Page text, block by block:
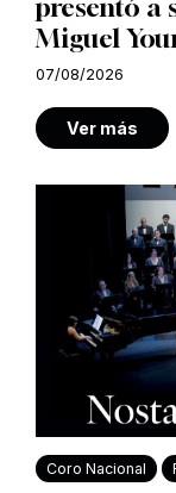
presentó a
Miguel
07/08/2026
Ver más
Coro Nacional